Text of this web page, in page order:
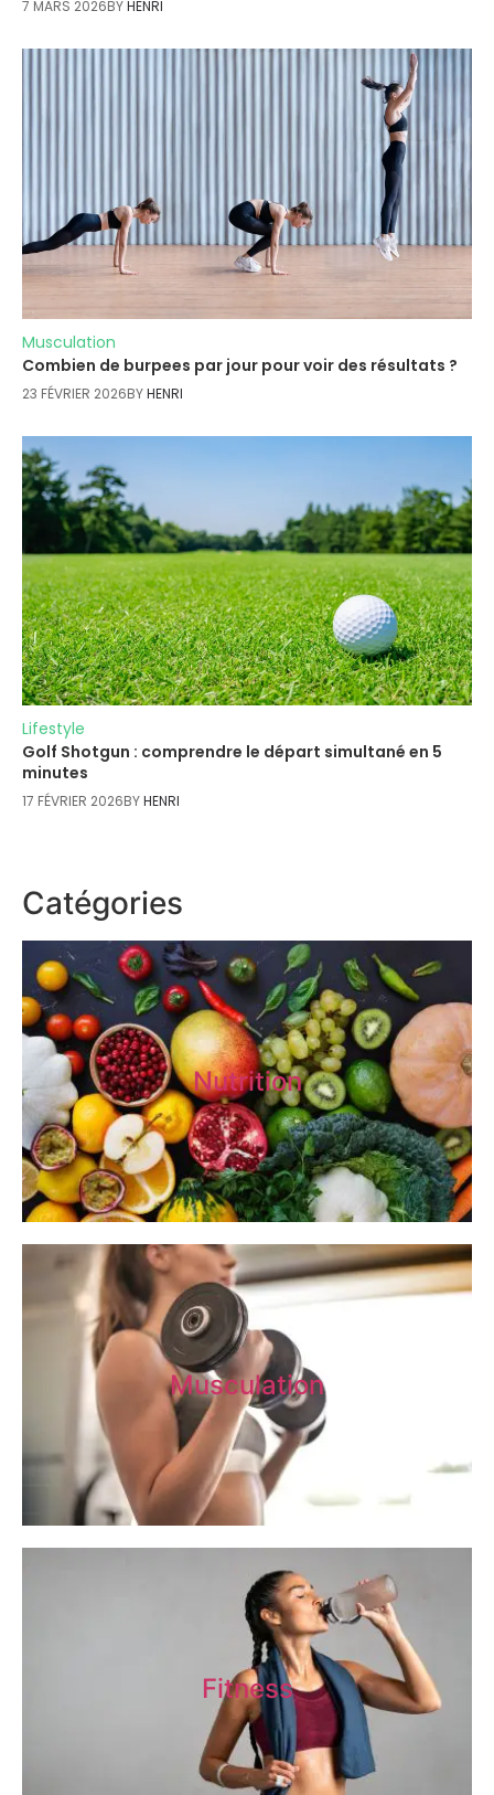
7 MARS 2026BYHENRI
Musculation
Combien de burpees par jour pour voir des résultats ?
23 FÉVRIER 2026BYHENRI
Lifestyle
Golf Shotgun : comprendre le départ simultané en 5
minutes
17 FÉVRIER 2026BYHENRI
Catégories
Nutrition
Musculation
Fitness